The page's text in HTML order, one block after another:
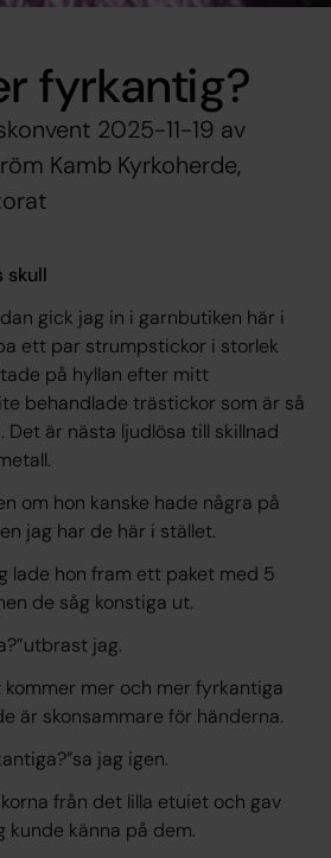
fyrkantig?
2025-11-19 av
Kamb Kyrkoherde,
skull
gick jag in i garnbutiken här i
ett par strumpstickor i storlek
på hyllan efter mitt
behandlade trästickor som är så
Det är nästa ljudlösa till skillnad
om hon kanske hade några på
jag har de här i stället.
lade hon fram ett paket med 5
de såg konstiga ut.
jag.
kommer mer och mer fyrkantiga
är skonsammare för händerna.
jag igen.
från det lilla etuiet och gav
kunde känna på dem.